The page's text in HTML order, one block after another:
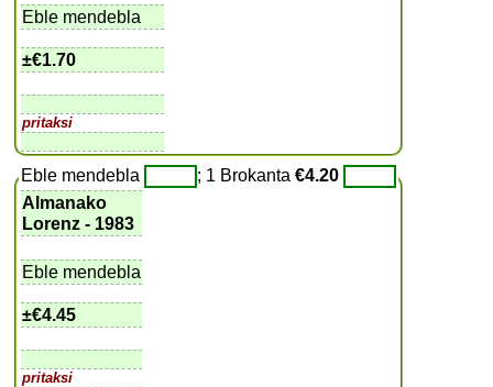
Eble mendebla
±€1.70
pritaksi
Eble mendebla ; 1 Brokanta€4.20
Almanako
Lorenz - 1983
Eble mendebla
±€4.45
pritaksi